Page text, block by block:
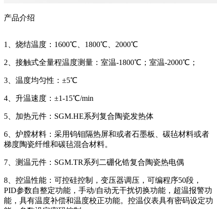
产品介绍
1、烧结温度：1600℃、1800℃ 2000℃
2、接触式全量程温度测量： 室温-1800℃ ；室温-2000℃；
3、 温度均匀性： ±5℃
4、升温速度：±1-15℃/min
5、加热元件：SGM.HE系列复合陶瓷发热体
6、炉膛材料：采用钨钼隔热屏和或者石墨板、碳毡材料或者
梯度陶瓷纤维和碳毡混合材料。
7、 测温元件： SGM.TR系列二硼化锆复合陶瓷热电偶
8、 控温性能：可控硅控制，变压器调压，可编程序50段，
PID参数自整定功能，手动/自动无干扰切换功能，超温报警功
能，具有温度补偿和温度校正功能。控温仪表具有密码设定功